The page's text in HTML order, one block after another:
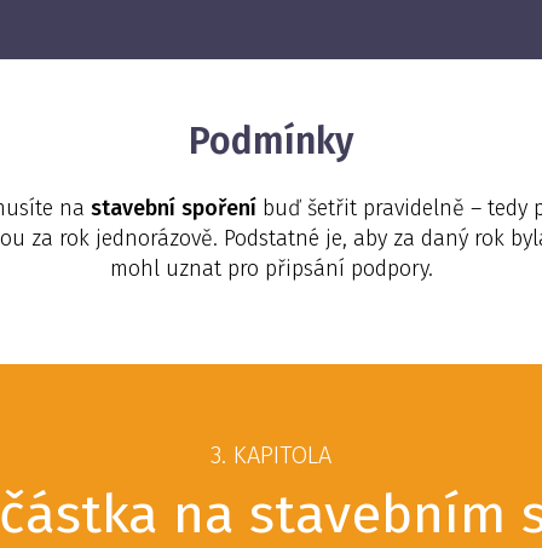
Podmínky
na stavební spoření buď šetřit pravidelně – tedy
za rok jednorázově. Podstatné je, aby za daný rok
mohl uznat pro připsání podpory.
3. KAPITOLA
na stavebním